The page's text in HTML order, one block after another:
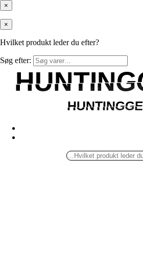
×
×
Hvilket produkt leder du efter?
Søg efter: